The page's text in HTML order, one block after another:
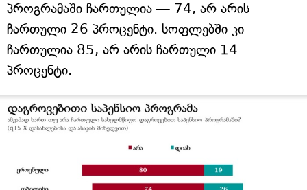
პროგრამაში ჩართულია — 74, არ არის
ჩართული 26 პროცენტი. სოფლებში კი
ჩართულია 85, არ არის ჩართული 14
პროცენტი.